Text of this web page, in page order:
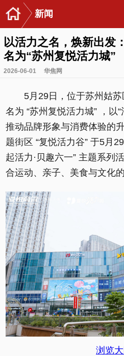
新闻
以活力之名，焕新出发
名为“苏州复悦活力城”
2026-06-01 华焦网
5月29日，位于苏州姑苏
名为 “苏州复悦活力城” ，以
推动品牌形象与消费体验的
题街区 “复悦活力谷” 于5月
起活力·贝趣六一” 主题系列
合运动、亲子、美食与文化
浏览